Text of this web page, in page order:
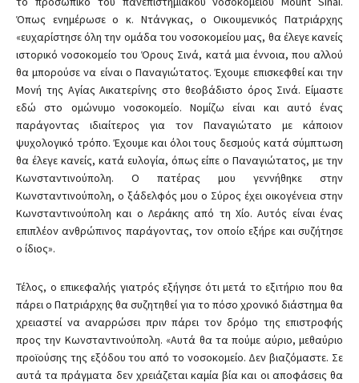
Όπως ενημέρωσε ο κ. Ντάνγκας, ο Οικουμενικός Πατριάρχης
«ευχαρίστησε όλη την ομάδα του νοσοκομείου μας, θα έλεγε κανείς
ιστορικό νοσοκομείο του Όρους Σινά, κατά μια έννοια, που αλλού
θα μπορούσε να είναι ο Παναγιώτατος. Έχουμε επισκεφθεί και την
Μονή της Αγίας Αικατερίνης στο θεοβάδιστο όρος Σινά. Είμαστε
εδώ στο ομώνυμο νοσοκομείο. Νομίζω είναι και αυτό ένας
παράγοντας ιδιαίτερος για τον Παναγιώτατο με κάποιον
ψυχολογικό τρόπο. Έχουμε και όλοι τους δεσμούς κατά σύμπτωση
θα έλεγε κανείς, κατά ευλογία, όπως είπε ο Παναγιώτατος, με την
Κωνσταντινούπολη. Ο πατέρας μου γεννήθηκε στην
Κωνσταντινούπολη, ο ξάδελφός μου ο Σύρος έχει οικογένεια στην
Κωνσταντινούπολη και ο Λεράκης από τη Χίο. Αυτός είναι ένας
επιπλέον ανθρώπινος παράγοντας, τον οποίο εξήρε και συζήτησε
ο ίδιος».
Τέλος, ο επικεφαλής γιατρός εξήγησε ότι μετά το εξιτήριο που θα
πάρει ο Πατριάρχης θα συζητηθεί για το πόσο χρονικό διάστημα θα
χρειαστεί να αναρρώσει πριν πάρει τον δρόμο της επιστροφής
προς την Κωνσταντινούπολη. «Αυτά θα τα πούμε αύριο, μεθαύριο
προϊούσης της εξόδου του από το νοσοκομείο. Δεν βιαζόμαστε. Σε
αυτά τα πράγματα δεν χρειάζεται καμία βία και οι αποφάσεις θα